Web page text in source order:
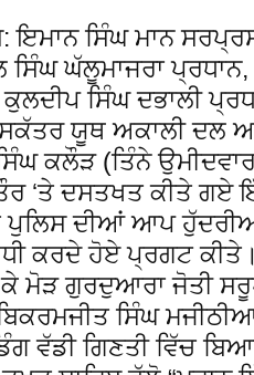
ਇਮਾਨ ਸਿੰਘ ਮਾਨ
ਘੱਲੂਮਾਜਰਾ ਪ੍ਰਧਾਨ,
ਸਿੰਘ ਦਭਾਲੀ
ਯੂਥ ਅਕਾਲੀ ਦਲ
ਕਲੌੜ (ਤਿੰਨੇ
‘ਤੇ ਦਸਤਖਤ ਕੀਤੇ
ਪੁਲਿਸ ਦੀਆਂ ਆਪ
ਕਰਦੇ ਹੋਏ ਪ੍ਰਗਟ
ਮੋੜ ਗੁਰਦੁਆਰਾ ਜੋਤੀ
ਸਿੰਘ
ਵੱਡੀ ਗਿਣਤੀ ਵਿੱਚ